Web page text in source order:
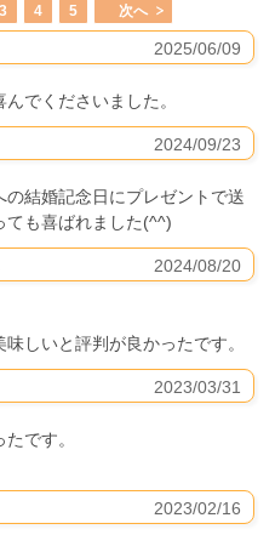
3 4 5 次へ
2025/06/09
でくださいました。
2024/09/23
結婚記念日にプレゼントで送
ても喜ばれました(^^)
2024/08/20
しいと評判が良かったです。
2023/03/31
です。
2023/02/16